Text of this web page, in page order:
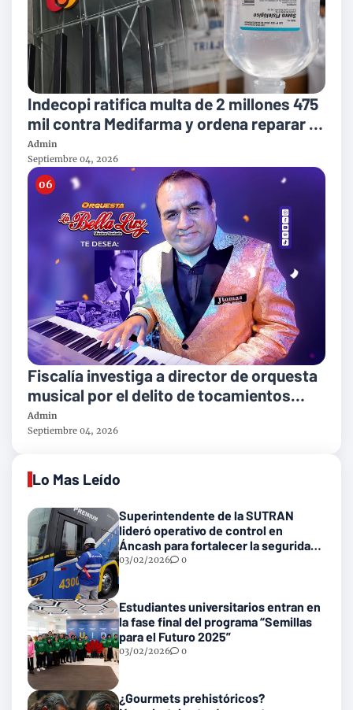
Indecopi ratifica multa de 2 millones 475
mil contra Medifarma y ordena reparar a
victimas del suero defectuoso
Admin
Septiembre 04, 2026
Fiscalía investiga a director de orquesta
musical por el delito de tocamientos
indebidos
Admin
Septiembre 04, 2026
Lo Mas Leído
Superintendente de la SUTRAN
lideró operativo de control en
Áncash para fortalecer la seguridad
en las vías nacionales
03/02/2026 0
Estudiantes universitarios entran en
la fase final del programa “Semillas
para el Futuro 2025”
03/02/2026 0
¿Gourmets prehistóricos?